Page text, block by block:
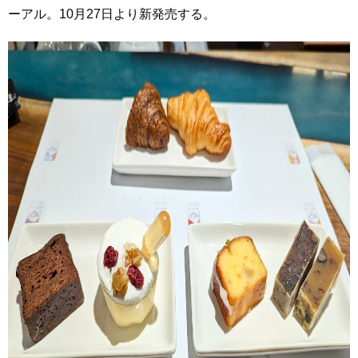
ーアル。10月27日より新発売する。